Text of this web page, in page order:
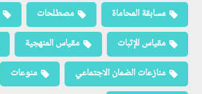
مسابقة المحاماة
مصطلحات
مقياس الإثبات
مقياس المنهجية
منازعات الضمان الاجتماعي
منوعات